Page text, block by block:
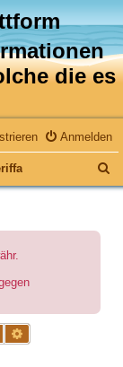
die es
Anmelden
u
Suche